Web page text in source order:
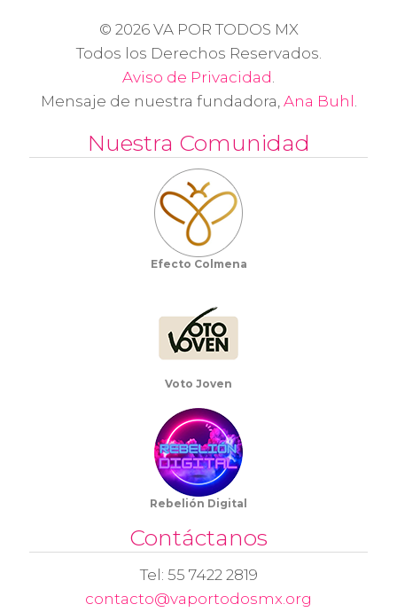
© 2026 VA POR TODOS MX
Todos los Derechos Reservados.
Aviso de Privacidad.
Mensaje de nuestra fundadora, Ana Buhl .
Nuestra Comunidad
Efecto Colmena
Voto Joven
Rebelión Digital
Contáctanos
Tel: 55 7422 2819
contacto@vaportodosmx.org